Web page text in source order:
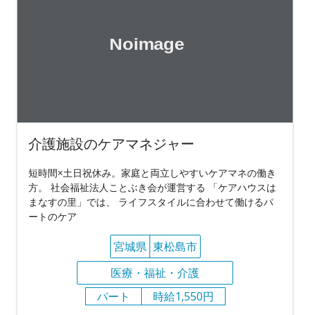
介護施設のケアマネジャー
短時間×土日祝休み。家庭と両立しやすいケアマネの働き
方。 社会福祉法人ことぶき会が運営する 「ケアハウスは
まなすの里」では、 ライフスタイルに合わせて働けるパ
ートのケア
宮城県 東松島市
医療・福祉・介護
パート
時給1,550円